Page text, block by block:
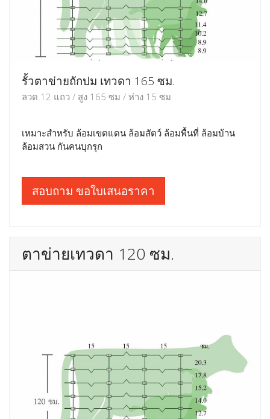
รั้วตาข่ายถักปม เทวดา 165 ซม.
ลวด 12 แถว / สูง 165 ซม / ห่าง 15 ซม
เหมาะสำหรับ ล้อมเขตแดน ล้อมสัตว์ ล้อมพื้นที่ ล้อมบ้าน
ล้อมสวน กันคนบุกรุก
สอบถาม ขอใบเสนอราคา
ตาข่ายเทวดา 120 ซม.